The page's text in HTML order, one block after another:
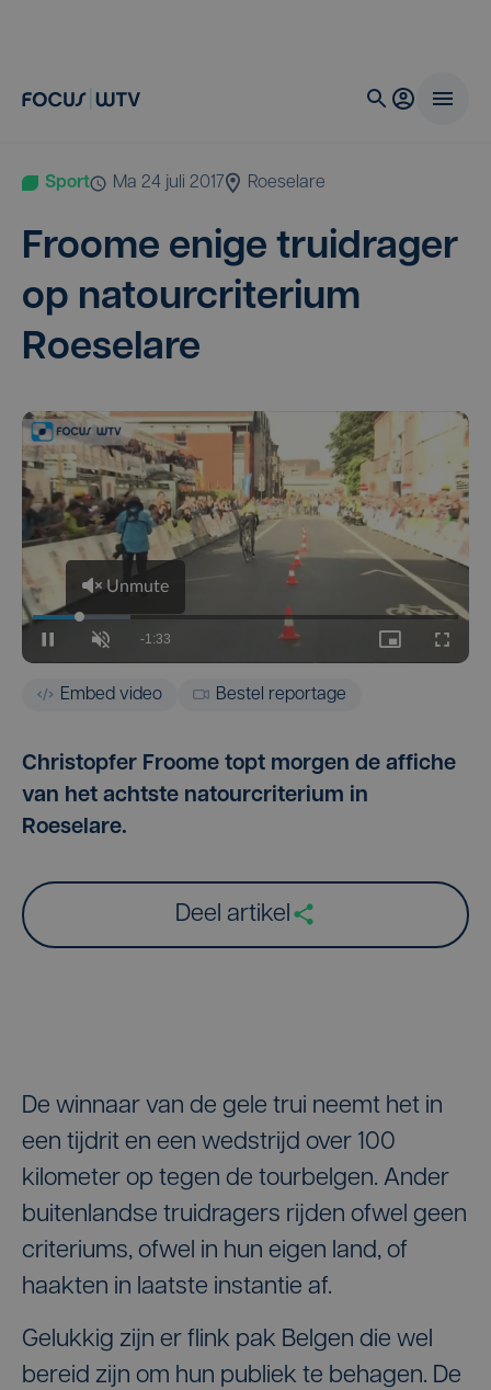
Sport ma 24 juli 2017 Roeselare
Froo­me eni­ge trui­dra­ger
op natour­cri­te­ri­um
Roeselare
Embed video Bestel reportage
Christopfer Froome topt morgen de affiche
van het achtste natourcriterium in
Roeselare.
Deel artikel
De winnaar van de gele trui neemt het in
een tijdrit en een wedstrijd over 100
kilometer op tegen de tourbelgen. Ander
buitenlandse truidragers rijden ofwel geen
criteriums, ofwel in hun eigen land, of
haakten in laatste instantie af.
Gelukkig zijn er flink pak Belgen die wel
bereid zijn om hun publiek te behagen. De